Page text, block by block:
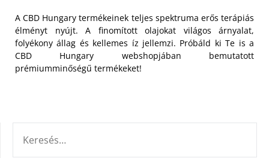
A CBD Hungary termékeinek teljes spektruma erős terápiás
élményt nyújt. A finomított olajokat világos árnyalat,
folyékony állag és kellemes íz jellemzi. Próbáld ki Te is a
CBD Hungary webshopjában bemutatott
prémiumminőségű termékeket!